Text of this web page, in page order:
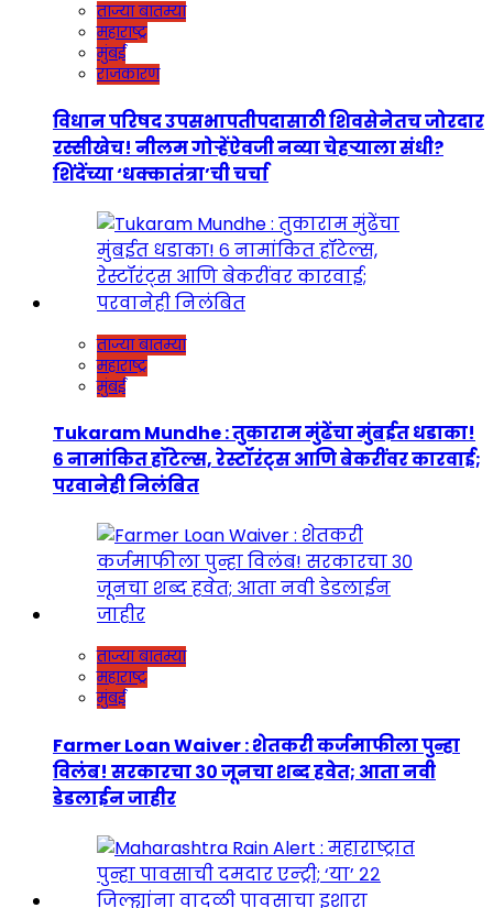
ताज्या बातम्या
महाराष्ट्र
मुंबई
राजकारण
विधान परिषद उपसभापतीपदासाठी शिवसेनेतच जोरदार
रस्सीखेच! नीलम गोऱ्हेंऐवजी नव्या चेहऱ्याला संधी?
शिंदेंच्या ‘धक्कातंत्रा’ची चर्चा
ताज्या बातम्या
महाराष्ट्र
मुंबई
Tukaram Mundhe : तुकाराम मुंढेंचा मुंबईत धडाका!
६ नामांकित हॉटेल्स, रेस्टॉरंट्स आणि बेकरींवर कारवाई;
परवानेही निलंबित
ताज्या बातम्या
महाराष्ट्र
मुंबई
Farmer Loan Waiver : शेतकरी कर्जमाफीला पुन्हा
विलंब! सरकारचा ३० जूनचा शब्द हवेत; आता नवी
डेडलाईन जाहीर